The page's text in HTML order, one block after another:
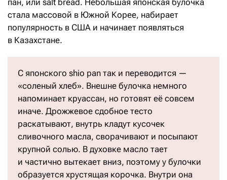
пан, или salt bread. Небольшая японская булочка
стала массовой в Южной Корее, набирает
популярность в США и начинает появляться
в Казахстане.
С японского shio pan так и переводится —
«соленый хлеб». Внешне булочка немного
напоминает круассан, но готовят её совсем
иначе. Дрожжевое сдобное тесто
раскатывают, внутрь кладут кусочек
сливочного масла, сворачивают и посыпают
крупной солью. В духовке масло тает
и частично вытекает вниз, поэтому у булочки
образуется хрустящая корочка. Внутри она